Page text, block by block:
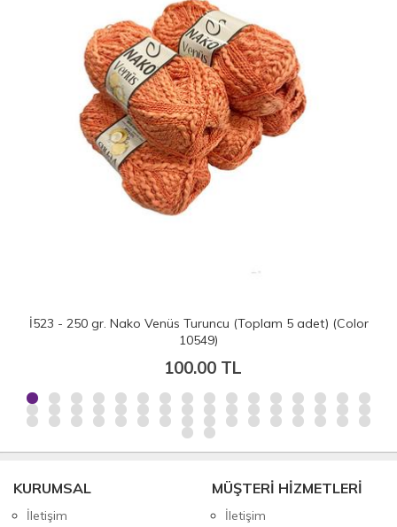
İ523 - 250 gr. Nako Venüs Turuncu (Toplam 5 adet) (Color
10549)
100.00 TL
KURUMSAL
İletişim
MÜŞTERİ HİZMETLERİ
İletişim